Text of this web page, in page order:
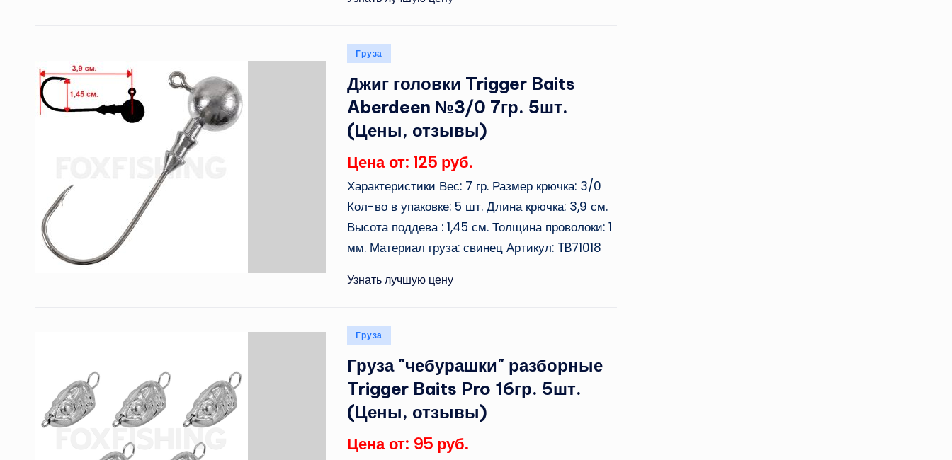
Опубликовано
Груза
Джиг головки Trigger Baits
Aberdeen №3/0 7гр. 5шт.
(Цены, отзывы)
Цена от: 125 руб.
Характеристики Вес: 7 гр. Размер крючка: 3/0
Кол-во в упаковке: 5 шт. Длина крючка: 3,9 см.
Высота поддева : 1,45 см. Толщина проволоки: 1
мм. Материал груза: свинец Артикул: TB71018
Узнать лучшую цену
Опубликовано
Груза
Груза "чебурашки" разборные
Trigger Baits Pro 16гр. 5шт.
(Цены, отзывы)
Цена от: 95 руб.